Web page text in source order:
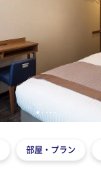
1 2 3 4 5
部屋・プラン